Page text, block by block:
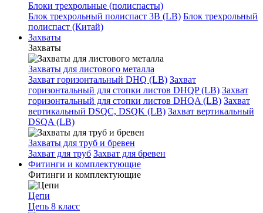
Блоки трехрольные (полиспасты)
Блок трехрольный полиспаст 3B (LB) Блок трехрольный
полиспаст (Китай)
Захваты
Захваты
Захваты для листового металла
Захват горизонтальный DHQ (LB) Захват
горизонтальный для стопки листов DHQP (LB) Захват
горизонтальный для стопки листов DHQA (LB) Захват
вертикальный DSQC, DSQK (LB) Захват вертикальный
DSQA (LB)
Захваты для труб и бревен
Захват для труб Захват для бревен
Фитинги и комплектующие
Фитинги и комплектующие
Цепи
Цепь 8 класс